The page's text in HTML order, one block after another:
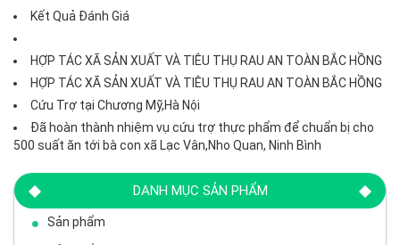
Kết Quả Đánh Giá
HỢP TÁC XÃ SẢN XUẤT VÀ TIÊU THỤ RAU AN TOÀN BẮC HỒNG
HỢP TÁC XÃ SẢN XUẤT VÀ TIÊU THỤ RAU AN TOÀN BẮC HỒNG
Cứu Trợ tại Chương Mỹ,Hà Nội
Đã hoàn thành nhiệm vụ cứu trợ thực phẩm để chuẩn bị cho
500 suất ăn tới bà con xã Lạc Vân,Nho Quan, Ninh Bình
DANH MỤC SẢN PHẨM
Sản phẩm